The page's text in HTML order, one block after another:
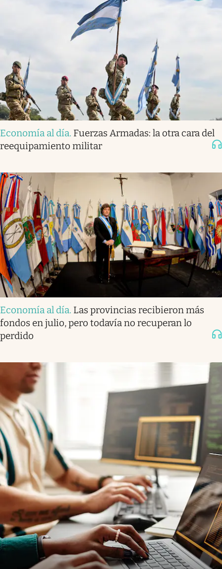
Economía al día. Fuerzas Armadas: la otra cara del
reequipamiento militar
Economía al día. Las provincias recibieron más
fondos en julio, pero todavía no recuperan lo
perdido